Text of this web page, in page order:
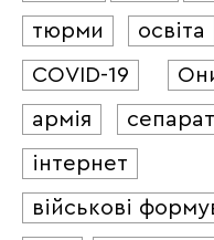
тюрми
освіта
COVID-19
армія
інтернет
військові